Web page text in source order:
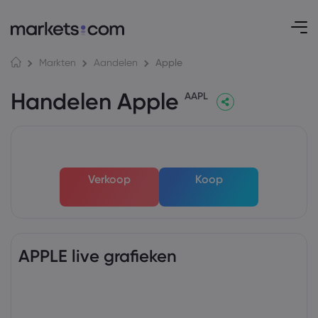
Markten Aandelen Apple
Handelen Apple AAPL
Verkoop Koop
APPLE live grafieken